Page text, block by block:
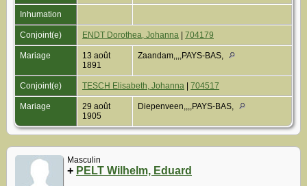
Inhumation
Conjoint(e) ENDT Dorothea, Johanna 704179
Mariage
13 août
1891
Zaandam,,,,PAYS-BAS,
Conjoint(e) TESCH Elisabeth, Johanna 704517
Mariage
29 août
1905
Diepenveen,,,,PAYS-BAS,
Masculin
+ PELT Wilhelm, Eduard